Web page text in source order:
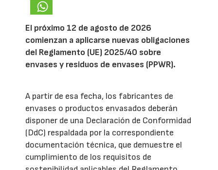
El próximo 12 de agosto de 2026
comienzan a aplicarse nuevas obligaciones
del Reglamento (UE) 2025/40 sobre
envases y residuos de envases (PPWR).
A partir de esa fecha, los fabricantes de
envases o productos envasados deberán
disponer de una Declaración de Conformidad
(DdC) respaldada por la correspondiente
documentación técnica, que demuestre el
cumplimiento de los requisitos de